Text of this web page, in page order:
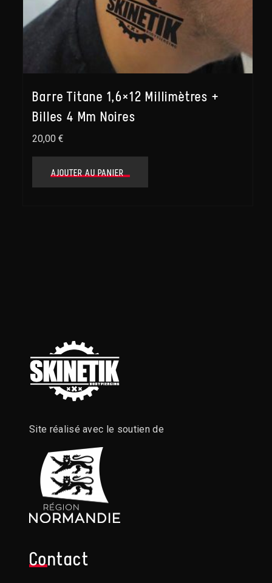
Barre Titane 1,6×12 Millimètres +
Billes 4 Mm Noires
20,00€
AJOUTER AU PANIER
Site réalisé avec le soutien de
Contact